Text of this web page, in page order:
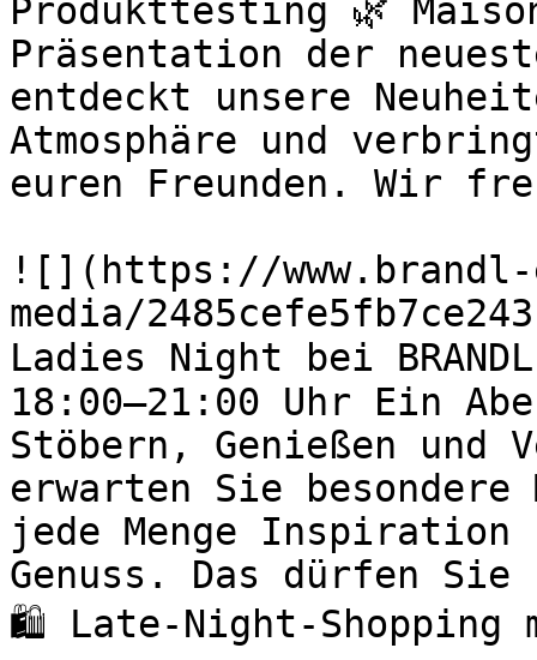
Produkttesting 🌿
Präsentation der
entdeckt unsere
Atmosphäre und
euren Freunden. Wir
![](https://
media/
Ladies Night bei
18:00–21:00 Uhr Ein
Stöbern, Genießen und
erwarten Sie besondere
jede Menge
Genuss. Das dürfen
🛍️ Late-Night-